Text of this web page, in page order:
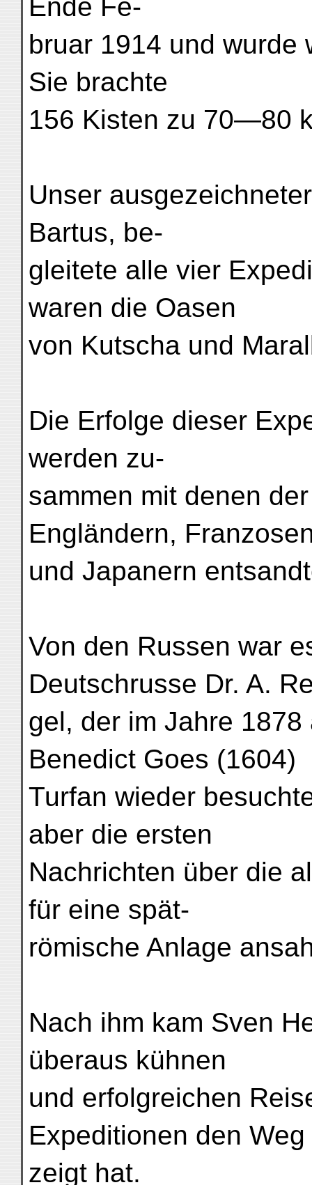
Ende Fe-
bruar 1914 und wurde
Sie brachte
156 Kisten zu 70—80
Unser
Bartus, be-
gleitete alle vier
waren die Oasen
von Kutscha und
Die Erfolge dieser
werden zu-
sammen mit denen
Engländern,
und Japanern
Von den Russen war
Deutschrusse Dr. A.
gel, der im Jahre
Benedict Goes (1604)
Turfan wieder
aber die ersten
Nachrichten über die
für eine spät-
römische Anlage
Nach ihm kam Sven
überaus kühnen
und erfolgreichen
Expeditionen den Weg
zeigt hat.